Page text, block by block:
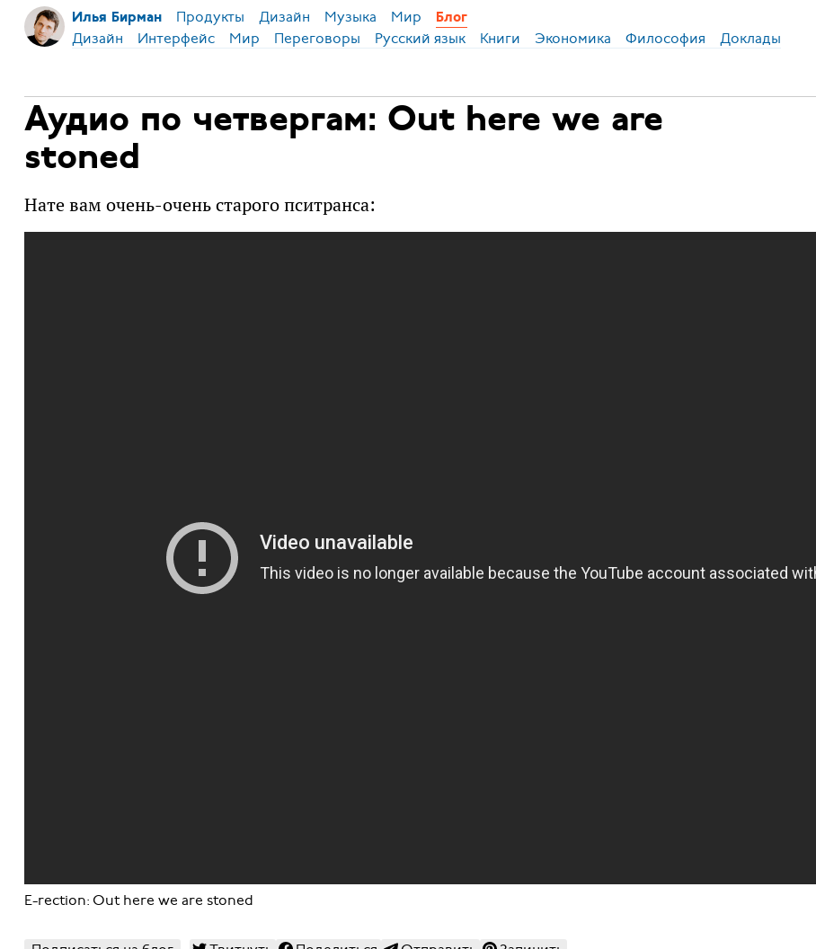
Илья Бирман Продукты Дизайн Музыка Мир Блог
Дизайн Интерфейс Мир Переговоры Русский язык Книги Экономика Философия Доклады
Аудио по четвергам: Out here we are
stoned
Нате вам очень-очень старого пситранса:
E-rection: Out here we are stoned